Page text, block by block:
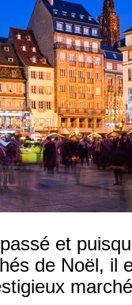
et
de Noël, il